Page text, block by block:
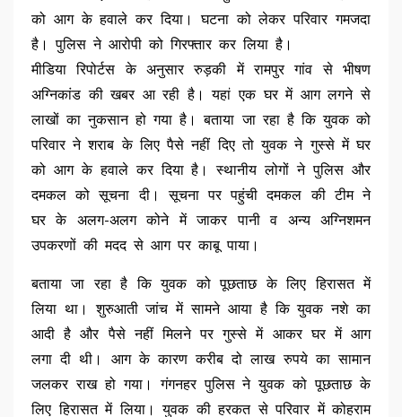
को आग के हवाले कर दिया। घटना को लेकर परिवार गमजदा
है। पुलिस ने आरोपी को गिरफ्तार कर लिया है।
मीडिया रिपोर्टस के अनुसार रुड़की में रामपुर गांव से भीषण
अग्निकांड की खबर आ रही है। यहां एक घर में आग लगने से
लाखों का नुकसान हो गया है। बताया जा रहा है कि युवक को
परिवार ने शराब के लिए पैसे नहीं दिए तो युवक ने गुस्से में घर
को आग के हवाले कर दिया है। स्थानीय लोगों ने पुलिस और
दमकल को सूचना दी। सूचना पर पहुंची दमकल की टीम ने
घर के अलग-अलग कोने में जाकर पानी व अन्य अग्निशमन
उपकरणों की मदद से आग पर काबू पाया।
बताया जा रहा है कि युवक को पूछताछ के लिए हिरासत में
लिया था। शुरुआती जांच में सामने आया है कि युवक नशे का
आदी है और पैसे नहीं मिलने पर गुस्से में आकर घर में आग
लगा दी थी। आग के कारण करीब दो लाख रुपये का सामान
जलकर राख हो गया। गंगनहर पुलिस ने युवक को पूछताछ के
लिए हिरासत में लिया। युवक की हरकत से परिवार में कोहराम